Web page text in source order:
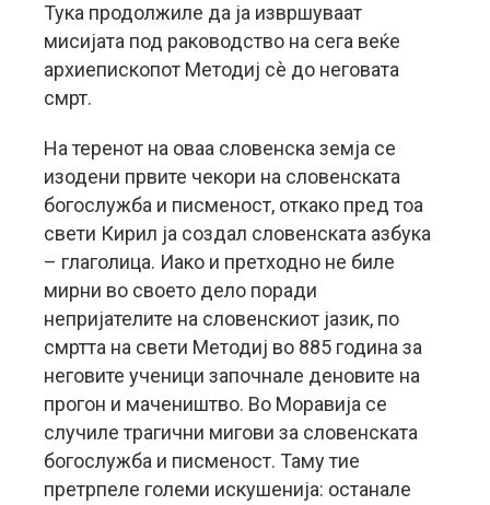
Тука продолжиле да ја извршуваат
мисијата под раководство на сега веќе
архиепископот Методиј сè до неговата
смрт.
На теренот на оваа словенска земја се
изодени првите чекори на словенската
богослужба и писменост, откако пред тоа
свети Кирил ја создал словенската азбука
– глаголица. Иако и претходно не биле
мирни во своето дело поради
непријателите на словенскиот јазик, по
смртта на свети Методиј во 885 година за
неговите ученици започнале деновите на
прогон и мачеништво. Во Моравија се
случиле трагични мигови за словенската
богослужба и писменост. Таму тие
претрпеле големи искушенија: останале